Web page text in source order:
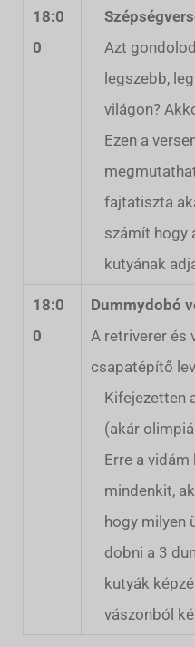
18:0
0
Azt
legszebb,
világon?
Ezen a
fajtatiszta
számít hogy
kutyának
18:0
0
Dummydobó
A retriverer és
csapatépítő
Kifejezetten
(akár
Erre a
mindenkit,
hogy milyen
dobni a 3
kutyák
vászonból